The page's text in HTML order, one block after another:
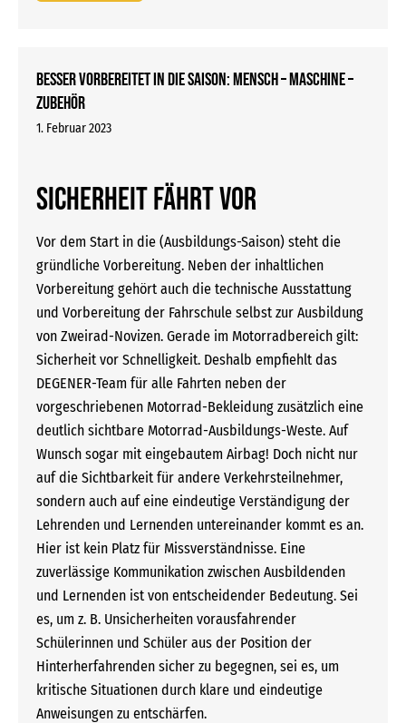
Besser vorbereitet in die Saison: Mensch – Maschine –
Zubehör
1. Februar 2023
Sicherheit fährt vor
Vor dem Start in die (Ausbildungs-Saison) steht die
gründliche Vorbereitung. Neben der inhaltlichen
Vorbereitung gehört auch die technische Ausstattung
und Vorbereitung der Fahrschule selbst zur Ausbildung
von Zweirad-Novizen. Gerade im Motorradbereich gilt:
Sicherheit vor Schnelligkeit. Deshalb empfiehlt das
DEGENER-Team für alle Fahrten neben der
vorgeschriebenen Motorrad-Bekleidung zusätzlich eine
deutlich sichtbare Motorrad-Ausbildungs-Weste. Auf
Wunsch sogar mit eingebautem Airbag! Doch nicht nur
auf die Sichtbarkeit für andere Verkehrsteilnehmer,
sondern auch auf eine eindeutige Verständigung der
Lehrenden und Lernenden untereinander kommt es an.
Hier ist kein Platz für Missverständnisse. Eine
zuverlässige Kommunikation zwischen Ausbildenden
und Lernenden ist von entscheidender Bedeutung. Sei
es, um z. B. Unsicherheiten vorausfahrender
Schülerinnen und Schüler aus der Position der
Hinterherfahrenden sicher zu begegnen, sei es, um
kritische Situationen durch klare und eindeutige
Anweisungen zu entschärfen.